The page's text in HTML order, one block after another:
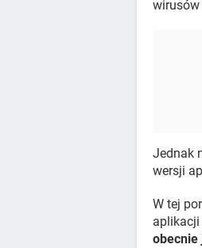
Jednak
wersji
W tej
aplikacji
obecnie